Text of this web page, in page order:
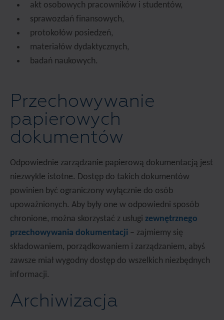
akt osobowych pracowników i studentów,
sprawozdań finansowych,
protokołów posiedzeń,
materiałów dydaktycznych,
badań naukowych.
Przechowywanie
papierowych
dokumentów
Odpowiednie zarządzanie papierową dokumentacją jest
niezwykle istotne. Dostęp do takich dokumentów
powinien być ograniczony wyłącznie do osób
upoważnionych. Aby były one w odpowiedni sposób
chronione, można skorzystać z usługi zewnętrznego
przechowywania dokumentacji – zajmiemy się
składowaniem, porządkowaniem i zarządzaniem, abyś
zawsze miał wygodny dostęp do wszelkich niezbędnych
informacji.
Archiwizacja